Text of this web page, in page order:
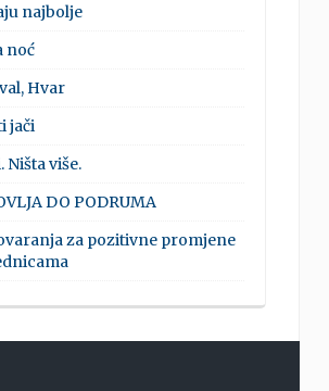
najbolje
noć
Hvar
jači
Ništa više.
DO PODRUMA
za pozitivne promjene